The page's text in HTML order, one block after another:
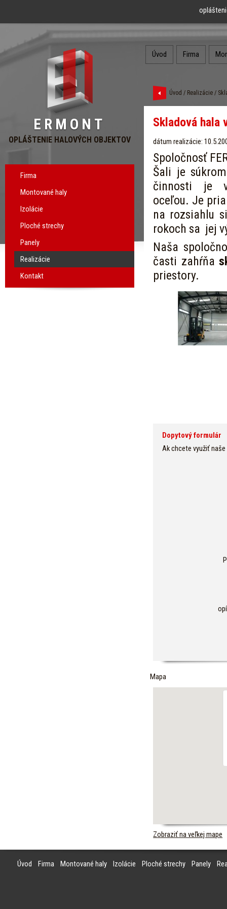
ERMONT
OPLÁŠTENIE HALOVÝCH OBJEKTOV
Firma
Montované haly
Izolácie
Ploché strechy
Panely
Realizácie
Kontakt
Úvod Firma
Úvod / Realizácie /
Skladová hala
dátum realizácie:
Spoločnosť
Šali je
činnosti je
oceľou. Je
na rozsiahlu
rokoch sa jej
Naša
časti zahŕňa
priestory.
Dopytový formulár
Ak chcete využiť
Mapa
Zobraziť na veľkej mape
Úvod Firma Montované haly Izolácie Ploché strechy Panely